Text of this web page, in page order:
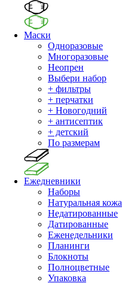
Маски
Одноразовые
Многоразовые
Неопрен
Выбери набор
+ фильтры
+ перчатки
+ Новогодний
+ антисептик
+ детский
По размерам
Ежедневники
Наборы
Натуральная кожа
Недатированные
Датированные
Еженедельники
Планинги
Блокноты
Полноцветные
Упаковка